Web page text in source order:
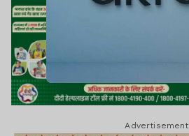
Advertisement